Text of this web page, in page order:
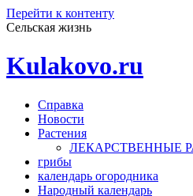
Перейти к контенту
Сельская жизнь
Kulakovo.ru
Справка
Новости
Растения
ЛЕКАРСТВЕННЫЕ
грибы
календарь огородника
Народный календарь